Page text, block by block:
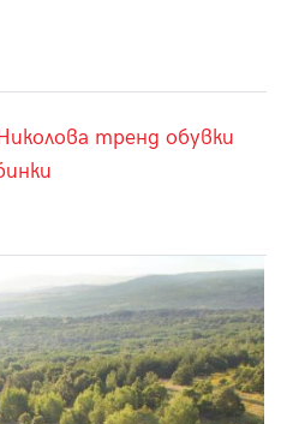
тренд обувки